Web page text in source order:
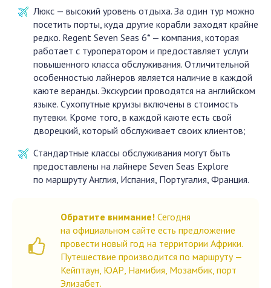
Люкс — высокий уровень отдыха. За один тур можно
посетить порты, куда другие корабли заходят крайне
редко. Regent Seven Seas 6* — компания, которая
работает с туроператором и предоставляет услуги
повышенного класса обслуживания. Отличительной
особенностью лайнеров является наличие в каждой
каюте веранды. Экскурсии проводятся на английском
языке. Сухопутные круизы включены в стоимость
путевки. Кроме того, в каждой каюте есть свой
дворецкий, который обслуживает своих клиентов;
Стандартные классы обслуживания могут быть
предоставлены на лайнере Seven Seas Explore
по маршруту Англия, Испания, Португалия, Франция.
Обратите внимание! Сегодня
на официальном сайте есть предложение
провести новый год на территории Африки.
Путешествие производится по маршруту —
Кейптаун, ЮАР, Намибия, Мозамбик, порт
Элизабет.